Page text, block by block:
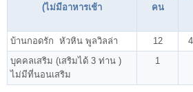
(ไม่มีอาหารเช้า
คน
บ้านกอดรัก หัวหิน พูลวิลล่า
12
บุคคลเสริม (เสริมได้ 3 ท่าน )
ไม่มีที่นอนเสริม
1